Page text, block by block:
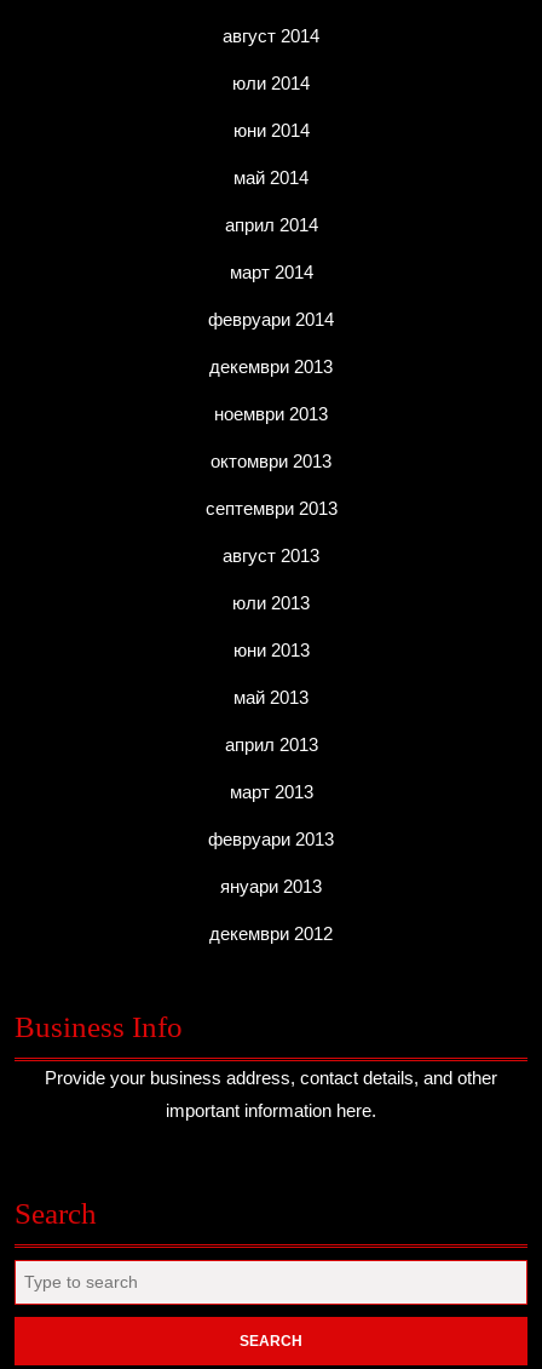
август 2014
юли 2014
юни 2014
май 2014
април 2014
март 2014
февруари 2014
декември 2013
ноември 2013
октомври 2013
септември 2013
август 2013
юли 2013
юни 2013
май 2013
април 2013
март 2013
февруари 2013
януари 2013
декември 2012
Business Info
Provide your business address, contact details, and other
important information here.
Search
for: